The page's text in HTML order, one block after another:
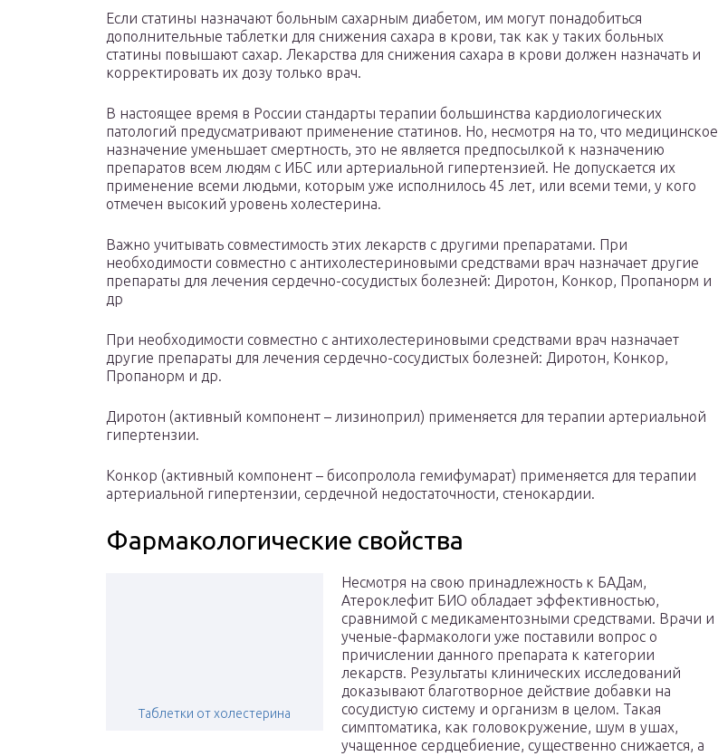
Если статины назначают больным сахарным диабетом, им могут понадобиться
дополнительные таблетки для снижения сахара в крови, так как у таких больных
статины повышают сахар. Лекарства для снижения сахара в крови должен назначать и
корректировать их дозу только врач.
В настоящее время в России стандарты терапии большинства кардиологических
патологий предусматривают применение статинов. Но, несмотря на то, что медицинское
назначение уменьшает смертность, это не является предпосылкой к назначению
препаратов всем людям с ИБС или артериальной гипертензией. Не допускается их
применение всеми людьми, которым уже исполнилось 45 лет, или всеми теми, у кого
отмечен высокий уровень холестерина.
Важно учитывать совместимость этих лекарств с другими препаратами. При
необходимости совместно с антихолестериновыми средствами врач назначает другие
препараты для лечения сердечно-сосудистых болезней: Диротон, Конкор, Пропанорм и
др
При необходимости совместно с антихолестериновыми средствами врач назначает
другие препараты для лечения сердечно-сосудистых болезней: Диротон, Конкор,
Пропанорм и др.
Диротон (активный компонент – лизиноприл) применяется для терапии артериальной
гипертензии.
Конкор (активный компонент – бисопролола гемифумарат) применяется для терапии
артериальной гипертензии, сердечной недостаточности, стенокардии.
Фармакологические свойства
Таблетки от холестерина
Несмотря на свою принадлежность к БАДам,
Атероклефит БИО обладает эффективностью,
сравнимой с медикаментозными средствами. Врачи и
ученые-фармакологи уже поставили вопрос о
причислении данного препарата к категории
лекарств. Результаты клинических исследований
доказывают благотворное действие добавки на
сосудистую систему и организм в целом. Такая
симптоматика, как головокружение, шум в ушах,
учащенное сердцебиение, существенно снижается, а